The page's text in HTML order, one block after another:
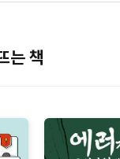
는 책